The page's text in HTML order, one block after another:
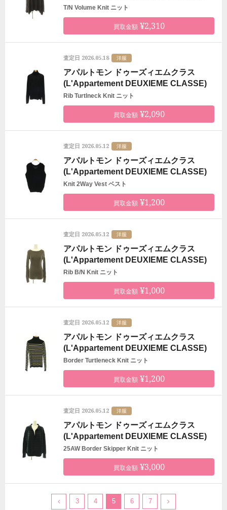
T/N Volume Knit ニット
買取金額¥2,310
査定日 2026.05.18 洋服
アパルトモン ドゥーズィエムクラス
(L'Appartement DEUXIEME CLASSE)
Rib Turtlneck Knit ニット
買取金額¥2,090
査定日 2026.05.12 洋服
アパルトモン ドゥーズィエムクラス
(L'Appartement DEUXIEME CLASSE)
Knit 2Way Vest ベスト
買取金額¥1,200
査定日 2026.05.12 洋服
アパルトモン ドゥーズィエムクラス
(L'Appartement DEUXIEME CLASSE)
Rib B/N Knit ニット
買取金額¥1,000
査定日 2026.05.12 洋服
アパルトモン ドゥーズィエムクラス
(L'Appartement DEUXIEME CLASSE)
Border Turtleneck Knit ニット
買取金額¥1,200
査定日 2026.05.12 洋服
アパルトモン ドゥーズィエムクラス
(L'Appartement DEUXIEME CLASSE)
25AW Border Skipper Knit ニット
買取金額¥3,000
3 4 5 6 7